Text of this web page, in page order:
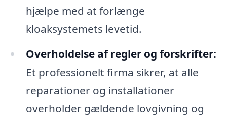
hjælpe med at forlænge
kloaksystemets levetid.
Overholdelse af regler og forskrifter:
Et professionelt firma sikrer, at alle
reparationer og installationer
overholder gældende lovgivning og